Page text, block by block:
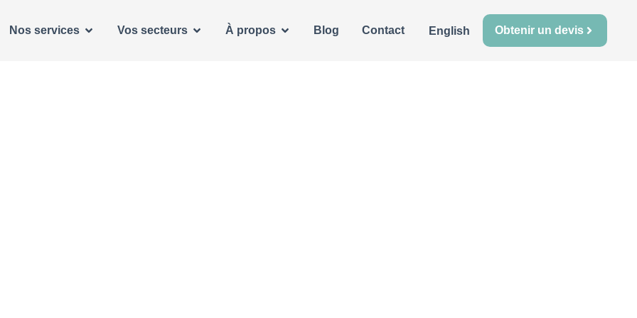
Nos services Vos secteurs À propos Blog Contact English Obtenir un devis